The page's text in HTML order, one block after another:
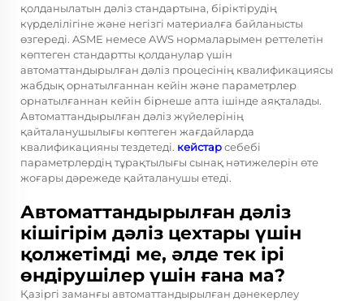
қолданылатын дәліз стандартына, біріктірудің
күрделілігіне және негізгі материалға байланысты
өзгереді. ASME немесе AWS нормаларымен реттелетін
көптеген стандартты қолданулар үшін
автоматтандырылған дәліз процесінің квалификациясы
жабдық орнатылғаннан кейін және параметрлер
орнатылғаннан кейін бірнеше апта ішінде аяқталады.
Автоматтандырылған дәліз жүйелерінің
қайталанушылығы көптеген жағдайларда
квалификацияны тездетеді. кейстарсебебі
параметрлердің тұрақтылығы сынақ нәтижелерін өте
жоғары дәрежеде қайталанушы етеді.
Автоматтандырылған дәліз
кішігірім дәліз цехтары үшін
қолжетімді ме, әлде тек ірі
өндірушілер үшін ғана ма?
Қазіргі заманғы автоматтандырылған дәнекерлеу